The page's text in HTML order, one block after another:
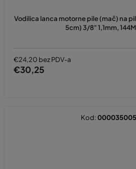
Vodilica lanca motorne pile (mač) na
5cm) 3/8" 1,1mm,
€24,20 bez PDV-a
€30,25
Kod: